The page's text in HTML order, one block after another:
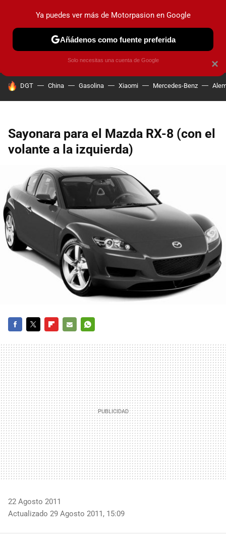
PRUEBAS COCHES ELÉCTRICOS OBSERVATORIO
HOY SE HABLA DE
DGT China Gasolina Xiaomi Mercedes-Benz
Sayonara para el Mazda RX-8 (con el
volante a la izquierda)
MAIL
22 Agosto 2011
Actualizado 29 Agosto 2011, 15:09
×
Ya puedes ver más de Motorpasion en Google
Añádenos como fuente preferida
Solo necesitas una cuenta de Google